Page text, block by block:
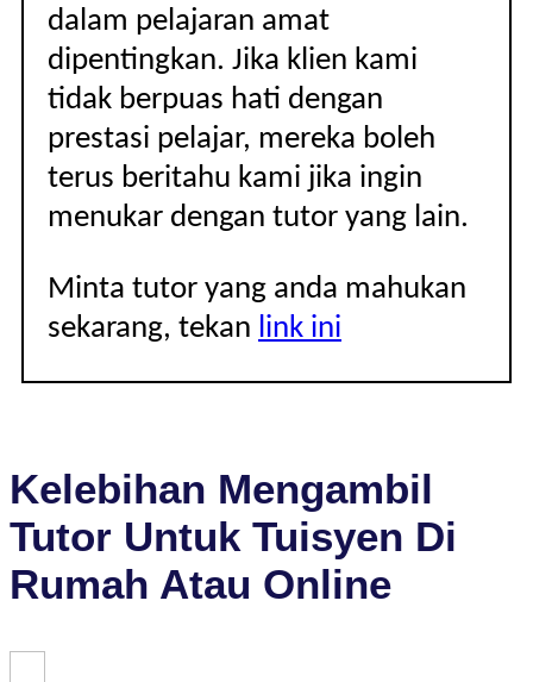
dalam pelajaran amat
dipentingkan. Jika klien kami
tidak berpuas hati dengan
prestasi pelajar, mereka boleh
terus beritahu kami jika ingin
menukar dengan tutor yang lain.
Minta tutor yang anda mahukan
sekarang, tekan link ini
Kelebihan Mengambil
Tutor Untuk Tuisyen Di
Rumah Atau Online